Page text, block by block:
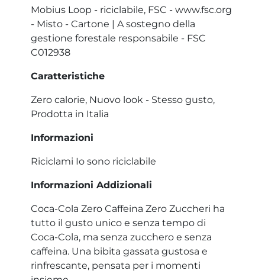
Mobius Loop - riciclabile, FSC - www.fsc.org
- Misto - Cartone | A sostegno della
gestione forestale responsabile - FSC
C012938
Caratteristiche
Zero calorie, Nuovo look - Stesso gusto,
Prodotta in Italia
Informazioni
Riciclami Io sono riciclabile
Informazioni Addizionali
Coca-Cola Zero Caffeina Zero Zuccheri ha
tutto il gusto unico e senza tempo di
Coca-Cola, ma senza zucchero e senza
caffeina. Una bibita gassata gustosa e
rinfrescante, pensata per i momenti